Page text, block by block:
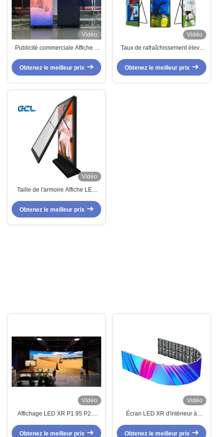
Vidéo
Publicité commerciale Affiche à
Centre d'exposition Restaurant
Obtenez le meilleur prix
Vidéo
Taux de rafraîchissement élevé
avec une hauteur de pixel de 2,5
Obtenez le meilleur prix
Vidéo
Taille de l'armoire Affiche LED
P1.875 Affiche LED extérieure
Obtenez le meilleur prix
Vidéo
Affichage LED XR P1.95 P2.6
pour la décoration de la scène de
Obtenez le meilleur prix
Vidéo
Écran LED XR d'intérieur à
taille de panneau de 500 mm et
Obtenez le meilleur prix